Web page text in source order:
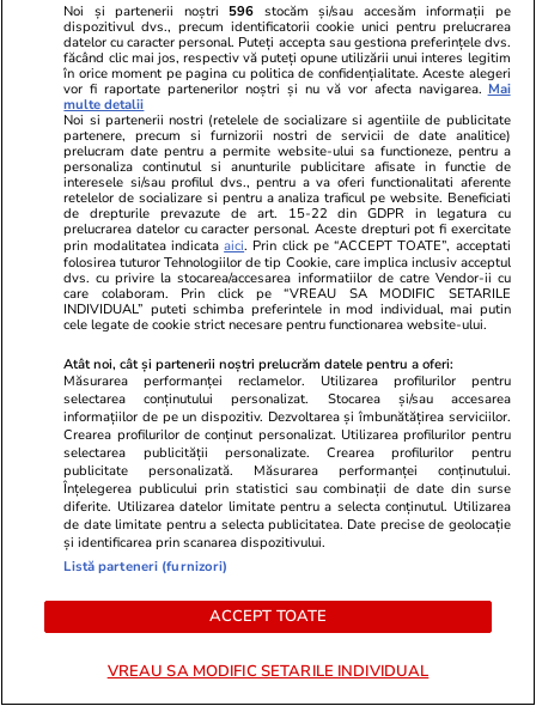
Mediafax.ro
Compania care spune „NU” la
99,96% dintre candidați. Este mai
greu să intri aici decât la Harvard
StirileKanalD.ro
Sorin
PROMO
Smart is the new chic: Cum ne
ajută tehnologia să ne reinventăm
voucher de
Noi și partenerii noștri 596 stocăm și/sau accesăm informații pe
dispozitivul dvs., precum identificatorii cookie unici pentru prelucrarea
datelor cu caracter personal. Puteți accepta sau gestiona preferințele dvs.
făcând clic mai jos, respectiv vă puteți opune utilizării unui interes legitim
în orice moment pe pagina cu politica de confidențialitate. Aceste alegeri
vor fi raportate partenerilor noștri și nu vă vor afecta navigarea. Mai
multe detalii
Noi si partenerii nostri (retelele de socializare si agentiile de publicitate
partenere, precum si furnizorii nostri de servicii de date analitice)
prelucram date pentru a permite website-ului sa functioneze, pentru a
personaliza continutul si anunturile publicitare afisate in functie de
interesele si/sau profilul dvs., pentru a va oferi functionalitati aferente
retelelor de socializare si pentru a analiza traficul pe website. Beneficiati
de drepturile prevazute de art. 15-22 din GDPR in legatura cu
prelucrarea datelor cu caracter personal. Aceste drepturi pot fi exercitate
prin modalitatea indicataaici. Prin click pe “ACCEPT TOATE”, acceptati
folosirea tuturor Tehnologiilor de tip Cookie, care implica inclusiv acceptul
dvs. cu privire la stocarea/accesarea informatiilor de catre Vendor-ii cu
care colaboram. Prin click pe “VREAU SA MODIFIC SETARILE
INDIVIDUAL” puteti schimba preferintele in mod individual, mai putin
cele legate de cookie strict necesare pentru functionarea website-ului.
Atât noi, cât și partenerii noștri prelucrăm datele pentru a oferi:
Măsurarea performanței reclamelor. Utilizarea profilurilor pentru
selectarea conținutului personalizat. Stocarea și/sau accesarea
informațiilor de pe un dispozitiv. Dezvoltarea și îmbunătățirea serviciilor.
Crearea profilurilor de conținut personalizat. Utilizarea profilurilor pentru
selectarea publicității personalizate. Crearea profilurilor pentru
publicitate personalizată. Măsurarea performanței conținutului.
Înțelegerea publicului prin statistici sau combinații de date din surse
diferite. Utilizarea datelor limitate pentru a selecta conținutul. Utilizarea
de date limitate pentru a selecta publicitatea. Date precise de geolocație
și identificarea prin scanarea dispozitivului.
Listă parteneri (furnizori)
ACCEPT TOATE
VREAU SA MODIFIC SETARILE INDIVIDUAL